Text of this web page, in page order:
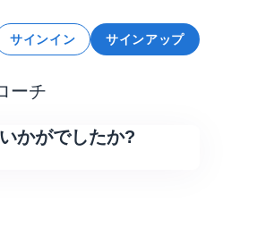
サインイン サインアップ
ーチ
かがでしたか?